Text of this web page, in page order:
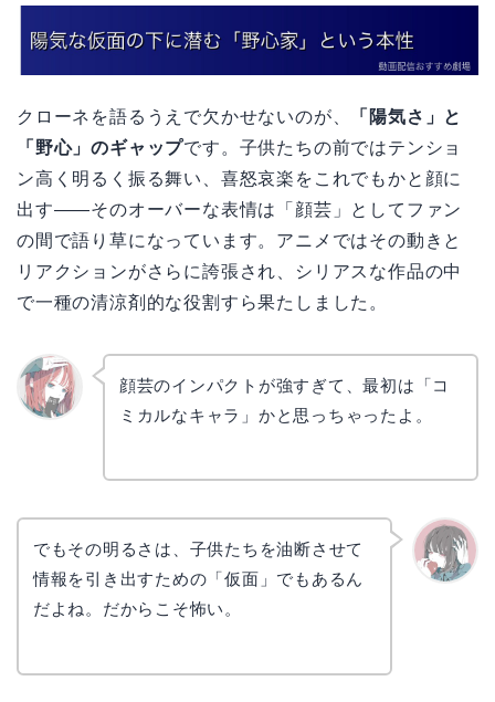
クローネを語るうえで欠かせないのが、
「陽気さ」と
「野心」のギャップです。子供たちの前ではテンショ
ン高く明るく振る舞い、喜怒哀楽をこれでもかと顔に
出す――そのオーバーな表情は「顔芸」としてファン
の間で語り草になっています。アニメではその動きと
リアクションがさらに誇張され、シリアスな作品の中
で一種の清涼剤的な役割すら果たしました。
顔芸のインパクトが強すぎて、最初は「コ
ミカルなキャラ」かと思っちゃったよ。
でもその明るさは、子供たちを油断させて
情報を引き出すための「仮面」でもあるん
だよね。だからこそ怖い。